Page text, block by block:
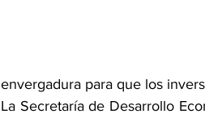
envergadura para que los
La Secretaría de Desarrollo